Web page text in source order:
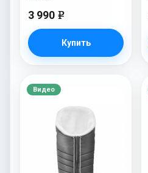
3 990 e
Купить
Видео